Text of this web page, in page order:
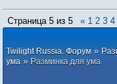
Страница 5 из 5 « 1 2 3 4
Twilight Russia. Форум »
ума » Разминка для ума